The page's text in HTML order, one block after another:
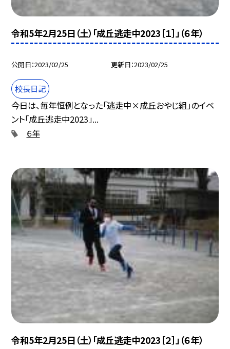
令和5年2月25日（土）「成丘逃走中2023［１］」（６年）
公開日 2023/02/25 更新日 2023/02/25
校長日記
今日は、毎年恒例となった「逃走中×成丘おやじ組」のイベ
ント「成丘逃走中2023」...
６年
令和5年2月25日（土）「成丘逃走中2023［２］」（６年）